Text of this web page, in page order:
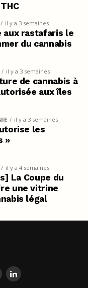
il y a 3 semaines
aux rastafaris le
du cannabis
il y a 3 semaines
de cannabis à
aux îles
il y a 3 semaines
les
»
il y a 4 semaines
La Coupe du
une vitrine
légal